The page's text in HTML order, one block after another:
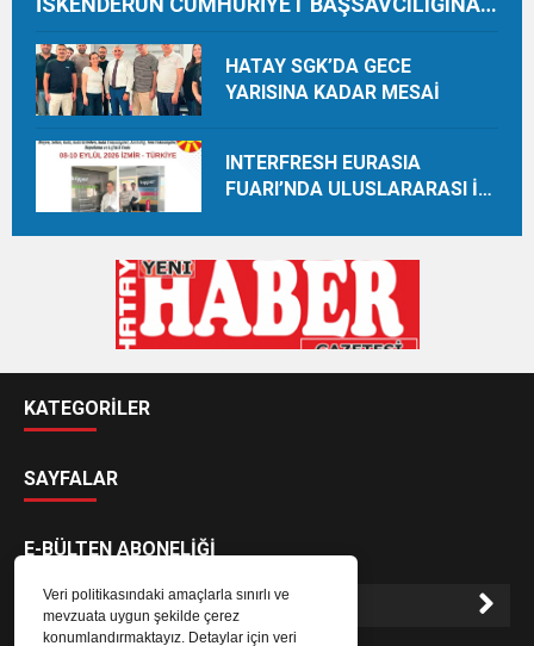
Veri politikasındaki amaçlarla sınırlı ve
mevzuata uygun şekilde çerez
konumlandırmaktayız. Detaylar için veri
HATAY SGK’DA GECE
YARISINA KADAR MESAİ
INTERFRESH EURASIA
FUARI’NDA ULUSLARARASI İŞ
BAŞLADI
KATEGORİLER
SAYFALAR
E-BÜLTEN ABONELİĞİ